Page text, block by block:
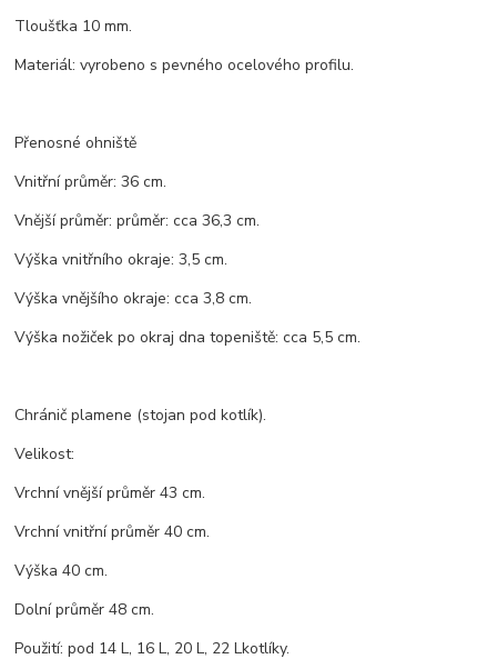
Tloušťka 10 mm.
Materiál: vyrobeno s pevného ocelového profilu.
Přenosné ohniště
Vnitřní průměr: 36 cm.
Vnější průměr: průměr: cca 36,3 cm.
Výška vnitřního okraje: 3,5 cm.
Výška vnějšího okraje: cca 3,8 cm.
Výška nožiček po okraj dna topeniště: cca 5,5 cm.
Chránič plamene (stojan pod kotlík).
Velikost:
Vrchní vnější průměr 43 cm.
Vrchní vnitřní průměr 40 cm.
Výška 40 cm.
Dolní průměr 48 cm.
Použití: pod 14 L, 16 L, 20 L, 22 Lkotlíky.